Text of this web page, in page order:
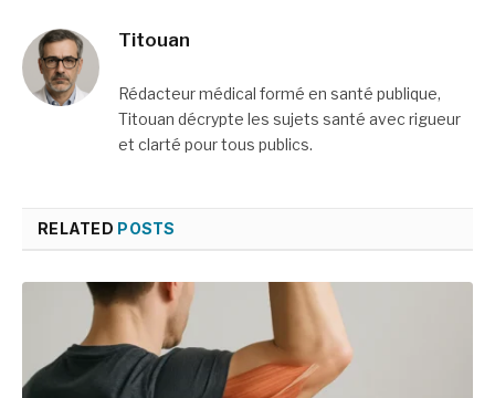
Titouan
Rédacteur médical formé en santé publique,
Titouan décrypte les sujets santé avec rigueur
et clarté pour tous publics.
RELATED POSTS